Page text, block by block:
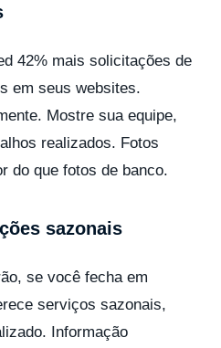
42% mais solicitações de
em seus websites.
Mostre sua equipe,
realizados. Fotos
do que fotos de banco.
sazonais
se você fecha em
serviços sazonais,
Informação